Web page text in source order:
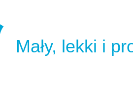
Mały, lekki i